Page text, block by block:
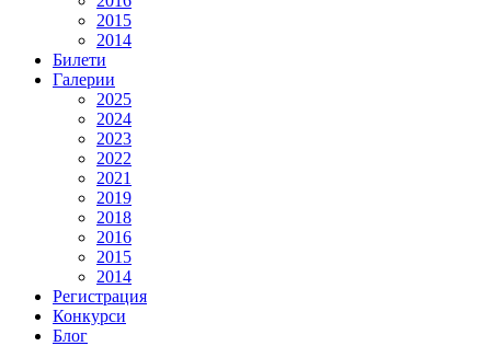
2015
2014
Билети
Галерии
2025
2024
2023
2022
2021
2019
2018
2016
2015
2014
Регистрация
Конкурси
Блог